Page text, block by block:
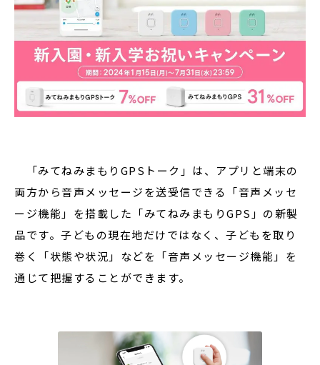
「みてねみまもりGPSトーク」は、アプリと端末の
両方から音声メッセージを送受信できる「音声メッセ
ージ機能」を搭載した「みてねみまもりGPS」の新製
品です。子どもの現在地だけではなく、子どもを取り
巻く「状態や状況」などを「音声メッセージ機能」を
通じて把握することができます。